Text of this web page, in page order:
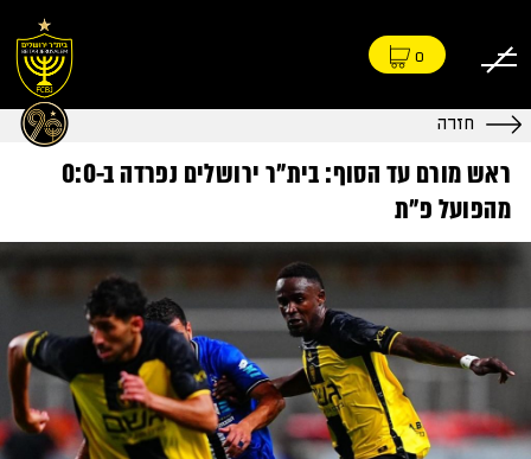
0
חזרה
ראש מורם עד הסוף: בית״ר ירושלים נפרדה ב-0:0
מהפועל פ״ת